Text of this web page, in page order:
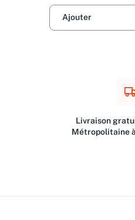
Ajouter
Livraison
Métropolitaine